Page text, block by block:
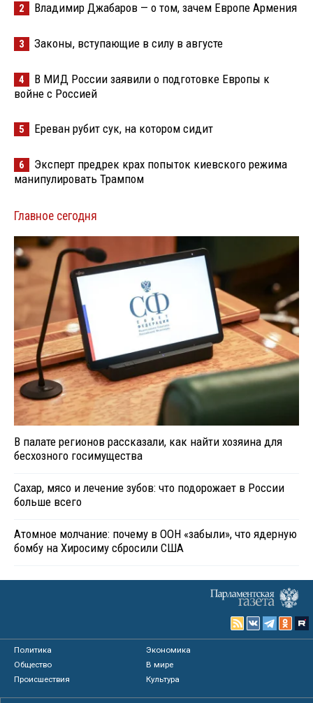
2 Владимир Джабаров — о том, зачем Европе Армения
3 Законы, вступающие в силу в августе
4
В МИД России заявили о подготовке Европы к
войне с Россией
5 Ереван рубит сук, на котором сидит
6
Эксперт предрек крах попыток киевского режима
манипулировать Трампом
Главное сегодня
В палате регионов рассказали, как найти хозяина для
бесхозного госимущества
Сахар, мясо и лечение зубов: что подорожает в России
больше всего
Атомное молчание: почему в ООН «забыли», что ядерную
бомбу на Хиросиму сбросили США
Политика
Экономика
Общество
В мире
Происшествия
Культура